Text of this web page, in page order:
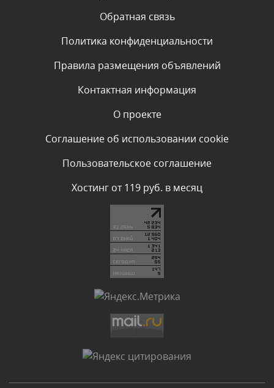
Комментарий проверяется
администратором.
Комментарий проверяется
администратором.
Комментарий проверяется
Текст комментария будет виден после проверки
Комментарий проверяется
Текст комментария будет виден после проверки
администратором.
Текст комментария будет виден после проверки
администратором.
Обратная связь
Политика конфиденциальности
Правила размещения объявлений
Контактная информация
О проекте
Соглашение об использовании cookie
Пользовательское соглашение
Хостинг от 119 руб. в месяц